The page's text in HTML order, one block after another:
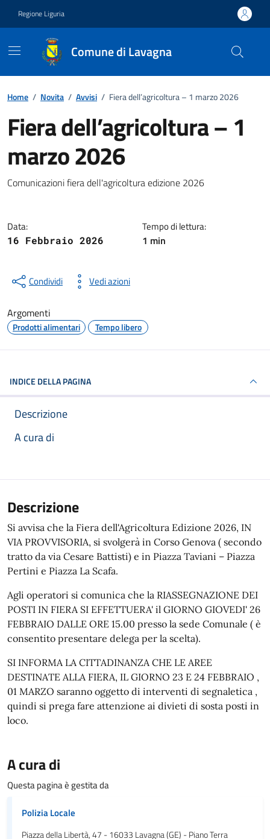
Regione Liguria
Comune di Lavagna
Home / Novita / Avvisi / Fiera dell’agricoltura – 1 marzo 2026
Fiera dell’agricoltura – 1
marzo 2026
Notizia
Comunicazioni fiera dell'agricoltura edizione 2026
Data:
16 Febbraio 2026
Tempo di lettura:
1 min
Condividi Vedi azioni
Argomenti
Prodotti alimentari Tempo libero
INDICE DELLA PAGINA
Descrizione
A cura di
Articolo completo
Descrizione
Si avvisa che la Fiera dell'Agricoltura Edizione 2026, IN
VIA PROVVISORIA, si svolgerà in Corso Genova ( secondo
tratto da via Cesare Battisti) e in Piazza Taviani – Piazza
Pertini e Piazza La Scafa.
Agli operatori si comunica che la RIASSEGNAZIONE DEI
POSTI IN FIERA SI EFFETTUERA' il GIORNO GIOVEDI' 26
FEBBRAIO DALLE ORE 15.00 presso la sede Comunale ( è
consentito presentare delega per la scelta).
SI INFORMA LA CITTADINANZA CHE LE AREE
DESTINATE ALLA FIERA, IL GIORNO 23 E 24 FEBBRAIO ,
01 MARZO saranno oggetto di interventi di segnaletica ,
quindi si prega fare attenzione ai divieti di sosta posti in
loco.
A cura di
Questa pagina è gestita da
Polizia Locale
Piazza della Libertà, 47 - 16033 Lavagna (GE) - Piano Terra